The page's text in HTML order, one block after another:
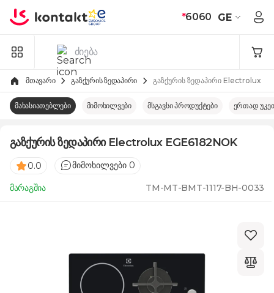
*6060 GE
მთავარი გაზქურის ზედაპირი გაზქურის ზედაპირი Electrolux
მახასიათებლები მიმოხილვები მსგავსი პროდუქტები ერთად
გაზქურის ზედაპირი Electrolux EGE6182NOK
0.0 მიმოხილვები 0
მარაგშია TM-MT-BMT-1117-BH-0033